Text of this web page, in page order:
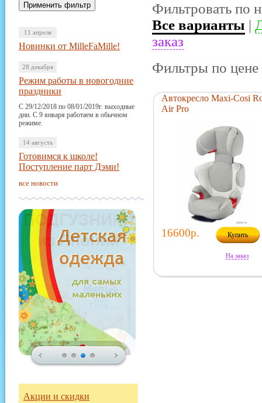
Фильтровать по
Все варианты |
заказ
Фильтры по цене
11 апреля
Новинки от MilleFaMille!
28 декабря
Режим работы в новогодние
праздники
С 29/12/2018 по 08/01/2019г. выходные
дни. С 9 января работаем в обычном
режиме.
14 августа
Готовимся к школе!
Поступление парт Дэми!
все новости
Акции и скидки
Автокресло Maxi-Cosi
Air Pro
16600р. Купить
На заказ